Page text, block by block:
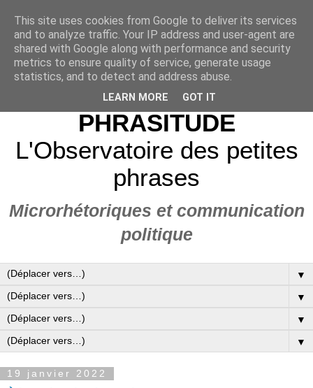
PHRASITUDE
L'Observatoire des petites
phrases
Microrhétoriques et communication
politique
▼
▼
▼
▼
19 janvier 2022
This site uses cookies from Google to deliver its services
and to analyze traffic. Your IP address and user-agent are
shared with Google along with performance and security
metrics to ensure quality of service, generate usage
statistics, and to detect and address abuse.
LEARN MORE GOT IT